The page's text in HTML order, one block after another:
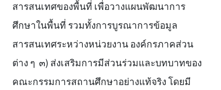
สารสนเทศของพื้นที่ เพื่อวางแผนพัฒนาการ
ศึกษาในพื้นที่ รวมทั้งการบูรณาการข้อมูล
สารสนเทศระหว่างหน่วยงาน องค์กรภาคส่วน
ต่าง ๆ ๓) ส่งเสริมการมีส่วนร่วมและบทบาทของ
คณะกรรมการสถานศึกษาอย่างแท้จริง โดยมี